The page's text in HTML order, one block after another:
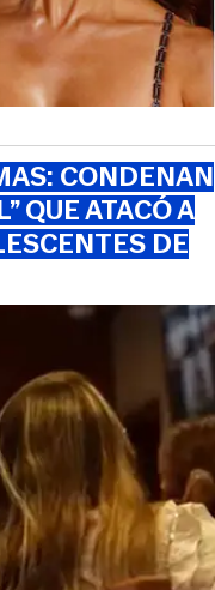
CONDENAN
QUE ATACÓ A
DE